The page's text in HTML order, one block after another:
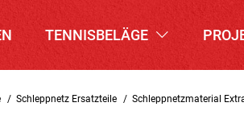
TENNISBELÄGE
Schleppnetz Ersatzteile Schleppnetzmaterial